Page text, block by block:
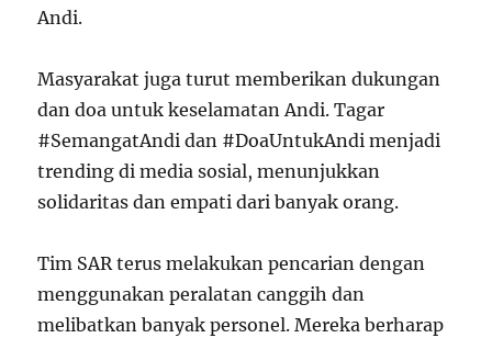
Andi.
Masyarakat juga turut memberikan dukungan
dan doa untuk keselamatan Andi. Tagar
#SemangatAndi dan #DoaUntukAndi menjadi
trending di media sosial, menunjukkan
solidaritas dan empati dari banyak orang.
Tim SAR terus melakukan pencarian dengan
menggunakan peralatan canggih dan
melibatkan banyak personel. Mereka berharap